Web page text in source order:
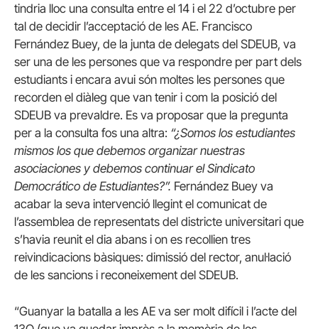
tindria lloc una consulta entre el 14 i el 22 d’octubre per
tal de decidir l’acceptació de les AE. Francisco
Fernández Buey, de la junta de delegats del SDEUB, va
ser una de les persones que va respondre per part dels
estudiants i encara avui són moltes les persones que
recorden el diàleg que van tenir i com la posició del
SDEUB va prevaldre. Es va proposar que la pregunta
per a la consulta fos una altra: “¿Somos los estudiantes
mismos los que debemos organizar nuestras
asociaciones y debemos continuar el Sindicato
Democrático de Estudiantes?”. Fernández Buey va
acabar la seva intervenció llegint el comunicat de
l’assemblea de representats del districte universitari que
s’havia reunit el dia abans i on es recollien tres
reivindicacions bàsiques: dimissió del rector, anul·lació
de les sancions i reconeixement del SDEUB.
“Guanyar la batalla a les AE va ser molt difícil i l’acte del